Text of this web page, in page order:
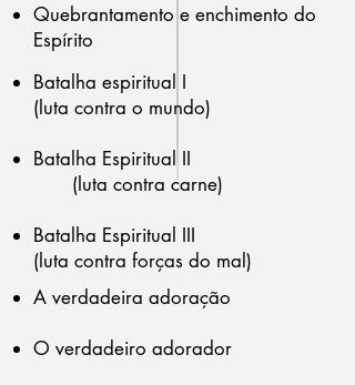
Quebrantamento e enchimento do
Espírito
Batalha espiritual I
(luta contra o mundo)
Batalha Espiritual II
(luta contra carne)
Batalha Espiritual III
(luta contra forças do mal)
A verdadeira adoração
O verdadeiro adorador